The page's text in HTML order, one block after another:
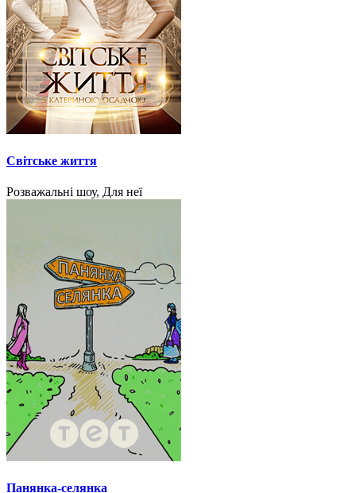
Світське життя
Розважальні шоу, Для неї
Панянка-селянка